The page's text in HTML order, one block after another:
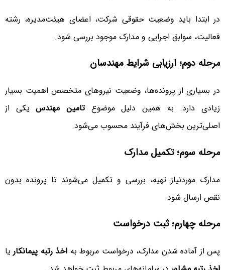
در ابتدا باید وضعیت حقوقی شرکت، اعضای هیئت‌مدیره، رشته
فعالیت، سوابق اجرایی و مدارک موجود بررسی شود.
مرحله دوم؛ ارزیابی شرایط مهندسان
در بسیاری از پرونده‌ها، وضعیت نیروهای متخصص اهمیت بسیار
زیادی دارد. به همین دلیل موضوعتامین مهندسیکی از
اصلی‌ترین بخش‌های فرآیند محسوب می‌شود.
مرحله سوم؛ تکمیل مدارک
مدارک موردنیاز تهیه، بررسی و تکمیل می‌شوند تا پرونده بدون
نقص ارسال شود.
مرحله چهارم؛ ثبت درخواست
پس از آماده شدن مدارک، درخواست مربوط به اخذ رتبه پیمانکار یا